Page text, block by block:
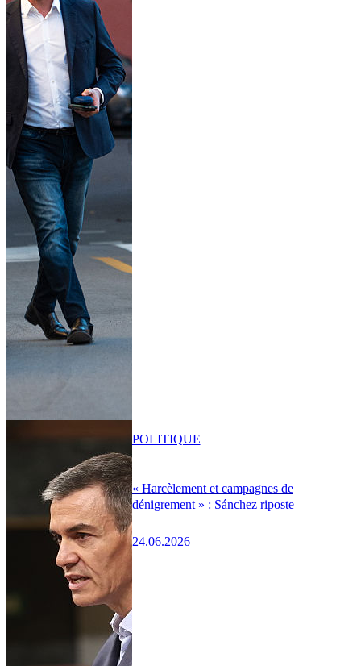
« Harcèlement et campagnes de
dénigrement » : Sánchez riposte
24.06.2026
POLITIQUE